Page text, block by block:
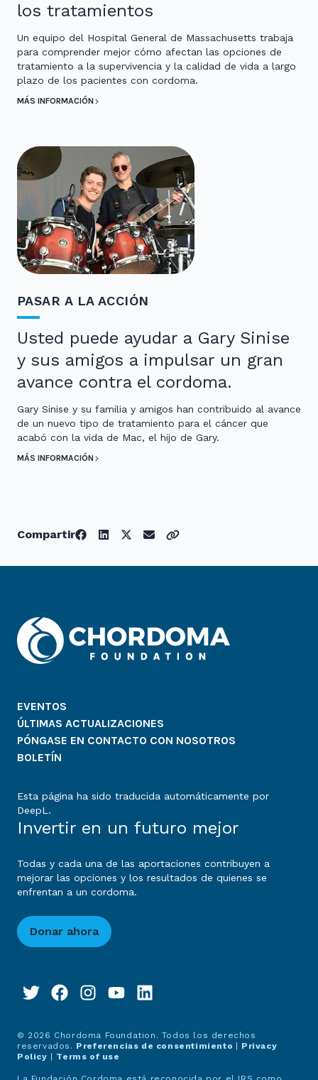
los tratamientos
Un equipo del Hospital General de Massachusetts trabaja
para comprender mejor cómo afectan las opciones de
tratamiento a la supervivencia y la calidad de vida a largo
plazo de los pacientes con cordoma.
MÁS INFORMACIÓN
PASAR A LA ACCIÓN
Usted puede ayudar a Gary Sinise
y sus amigos a impulsar un gran
avance contra el cordoma.
Gary Sinise y su familia y amigos han contribuido al avance
de un nuevo tipo de tratamiento para el cáncer que
acabó con la vida de Mac, el hijo de Gary.
MÁS INFORMACIÓN
Compartir
EVENTOS
ÚLTIMAS ACTUALIZACIONES
PÓNGASE EN CONTACTO CON NOSOTROS
BOLETÍN
Esta página ha sido traducida automáticamente por
DeepL.
Invertir en un futuro mejor
Todas y cada una de las aportaciones contribuyen a
mejorar las opciones y los resultados de quienes se
enfrentan a un cordoma.
Donar ahora
© 2026 Chordoma Foundation. Todos los derechos
reservados. Preferencias de consentimiento
Privacy
Policy
Terms of use